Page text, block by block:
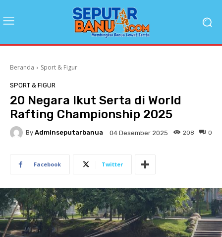
Beranda Sport & Figur
SPORT & FIGUR
20 Negara Ikut Serta di World
Rafting Championship 2025
By Adminseputarbanua 04 Desember 2025 0
208
Facebook Twitter